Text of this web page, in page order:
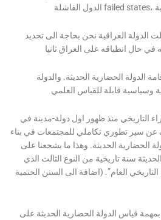
الدولة العراقية نحن بحاجة الى تحديد
الدولة الحضارية الحديثة. والدولة
التاريخي منذ ظهور اول دولة-مدينة في
عن سير تطوري تكاملي للمجتمعات في بناء
الحضارية الحديثة. وهذا ما يشجعنا على
سنة تاريخية من النوع الثالث الذي
العام”. (اضافة الى السنن الحتمية
قياس الدولة الحضارية الحديثة على